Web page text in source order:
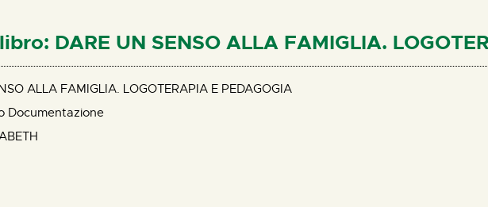
PERCORSI
BIBLIOTECA
DARE UN SENSO ALLA FAMIGLIA.
ALLA FAMIGLIA. LOGOTERAPIA E PEDAGOGIA
Documentazione